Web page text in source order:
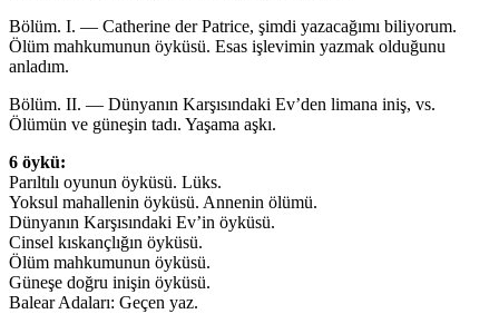
Bölüm. I. — Catherine der Patrice, şimdi yazacağımı biliyorum.
Ölüm mahkumunun öyküsü. Esas işlevimin yazmak olduğunu
anladım.
Bölüm. II. — Dünyanın Karşısındaki Ev’den limana iniş, vs.
Ölümün ve güneşin tadı. Yaşama aşkı.
6 öykü:
Parıltılı oyunun öyküsü. Lüks.
Yoksul mahallenin öyküsü. Annenin ölümü.
Dünyanın Karşısındaki Ev’in öyküsü.
Cinsel kıskançlığın öyküsü.
Ölüm mahkumunun öyküsü.
Güneşe doğru inişin öyküsü.
Balear Adaları: Geçen yaz.